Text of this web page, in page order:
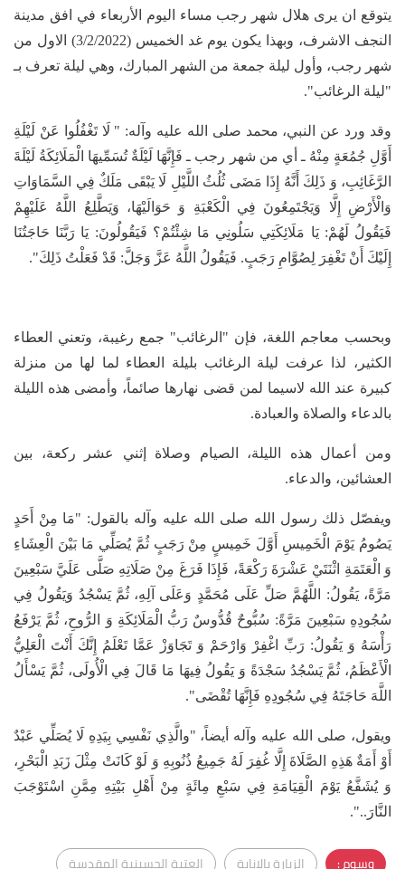
يتوقع ان يرى هلال شهر رجب مساء اليوم الأربعاء في افق مدينة
النجف الاشرف، وبهذا يكون يوم غد الخميس (3/2/2022) الاول من
شهر رجب، وأول ليلة جمعة من الشهر المبارك، وهي ليلة تعرف بـ
"ليلة الرغائب".
وقد ورد عن النبي، محمد صلى الله عليه وآله: " لَا تَغْفُلُوا عَنْ لَيْلَةِ
أَوَّلِ جُمُعَةٍ مِنْهُ ـ أي من شهر رجب ـ فَإِنَّهَا لَيْلَةٌ تُسَمِّيهَا الْمَلَائِكَةُ لَيْلَةَ
الرَّغَائِبِ، وَ ذَلِكَ أَنَّهُ إِذَا مَضَى ثُلُثُ اللَّيْلِ لَا يَبْقَى مَلَكٌ فِي السَّمَاوَاتِ
وَالْأَرْضِ إِلَّا وَيَجْتَمِعُونَ فِي الْكَعْبَةِ وَ حَوَالَيْهَا، وَيَطَّلِعُ اللَّهُ عَلَيْهِمْ
فَيَقُولُ لَهُمْ: يَا مَلَائِكَتِي سَلُونِي مَا شِئْتُمْ؟ فَيَقُولُونَ: يَا رَبَّنَا حَاجَتُنَا
إِلَيْكَ أَنْ تَغْفِرَ لِصُوَّامِ رَجَبٍ. فَيَقُولُ اللَّهُ عَزَّ وَجَلَّ: قَدْ فَعَلْتُ ذَلِكَ".
وبحسب معاجم اللغة، فإن "الرغائب" جمع رغيبة، وتعني العطاء
الكثير، لذا عرفت ليلة الرغائب بليلة العطاء لما لها من منزلة
كبيرة عند الله لاسيما لمن قضى نهارها صائماً، وأمضى هذه الليلة
بالدعاء والصلاة والعبادة.
ومن أعمال هذه الليلة، الصيام وصلاة إثني عشر ركعة، بين
العشائين، والدعاء.
ويفصّل ذلك رسول الله صلى الله عليه وآله بالقول: "مَا مِنْ أَحَدٍ
يَصُومُ يَوْمَ الْخَمِيسِ أَوَّلَ خَمِيسٍ مِنْ رَجَبٍ ثُمَّ يُصَلِّي مَا بَيْنَ الْعِشَاءِ
وَ الْعَتَمَةِ اثْنَتَيْ عَشْرَةَ رَكْعَةً، فَإِذَا فَرَغَ مِنْ صَلَاتِهِ صَلَّى عَلَيَّ سَبْعِينَ
مَرَّةً، يَقُولُ: اللَّهُمَّ صَلِّ عَلَى مُحَمَّدٍ وَعَلَى آلِهِ، ثُمَّ يَسْجُدُ وَيَقُولُ فِي
سُجُودِهِ سَبْعِينَ مَرَّةً: سُبُّوحٌ قُدُّوسٌ رَبُّ الْمَلَائِكَةِ وَ الرُّوحِ، ثُمَّ يَرْفَعُ
رَأْسَهُ وَ يَقُولُ: رَبِّ اغْفِرْ وَارْحَمْ وَ تَجَاوَزْ عَمَّا تَعْلَمُ إِنَّكَ أَنْتَ الْعَلِيُّ
الْأَعْظَمُ، ثُمَّ يَسْجُدُ سَجْدَةً وَ يَقُولُ فِيهَا مَا قَالَ فِي الْأُولَى، ثُمَّ يَسْأَلُ
اللَّهَ حَاجَتَهُ فِي سُجُودِهِ فَإِنَّهَا تُقْضَى".
ويقول، صلى الله عليه وآله أيضاً، "والَّذِي نَفْسِي بِيَدِهِ لَا يُصَلِّي عَبْدٌ
أَوْ أَمَةٌ هَذِهِ الصَّلَاةَ إِلَّا غُفِرَ لَهُ جَمِيعُ ذُنُوبِهِ وَ لَوْ كَانَتْ مِثْلَ زَبَدِ الْبَحْرِ،
وَ يُشَفَّعُ يَوْمَ الْقِيَامَةِ فِي سَبْعِ مِائَةٍ مِنْ أَهْلِ بَيْتِهِ مِمَّنِ اسْتَوْجَبَ
النَّارَ..".
وسوم : الزيارة بالإنابة العتبة الحسينية المقدسة